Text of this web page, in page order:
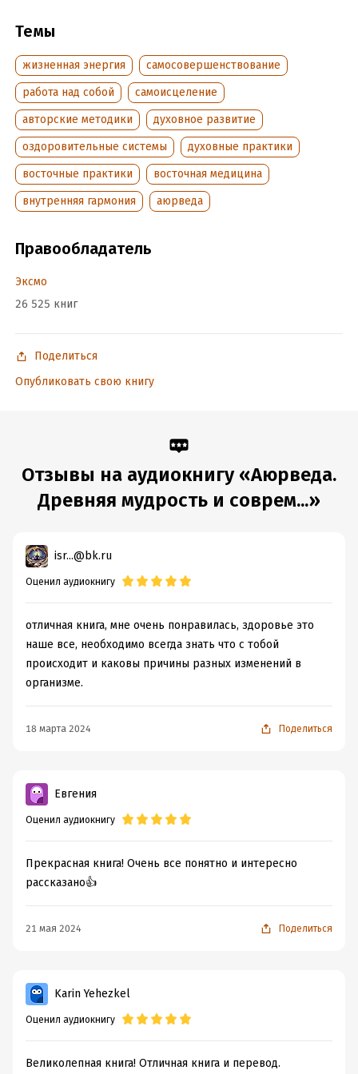
Переводчик:
Темы
жизненная энергия
самосовершенствование
работа над собой
самоисцеление
авторские методики
духовное развитие
оздоровительные системы
духовные практики
восточные практики
восточная медицина
внутренняя гармония
аюрведа
Правообладатель
Эксмо
26 525 книг
Поделиться
Опубликовать свою книгу
Отзывы на аудиокнигу «Аюрведа.
Древняя мудрость и соврем...»
isr...@bk.ru
Оценил аудиокнигу
отличная книга, мне очень понравилась, здоровье это
наше все, необходимо всегда знать что с тобой
происходит и каковы причины разных изменений в
организме.
18 марта 2024 Поделиться
Евгения
Оценил аудиокнигу
Прекрасная книга! Очень все понятно и интересно
рассказано👍
21 мая 2024 Поделиться
Karin Yehezkel
Оценил аудиокнигу
Великолепная книга! Отличная книга и перевод.